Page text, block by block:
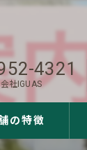
4321
社IGUAS
の特徴